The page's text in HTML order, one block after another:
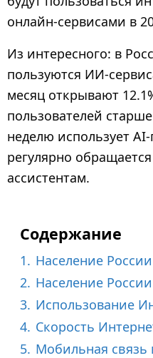
ц
в
н
а
з
а
д
онлайн-сервисами в
Из интересного: в
пользуются ИИ-
месяц открывают
пользователей
неделю использует
регулярно
ассистентам.
Содержание
1. Население
2. Население
3. Использование
4. Скорость
5. Мобильная связь